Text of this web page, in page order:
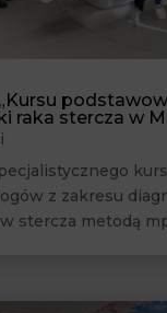
raka stercza w
z zakresu
stercza metodą